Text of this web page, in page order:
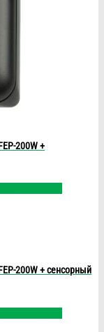
200W +
200W + сенсорный